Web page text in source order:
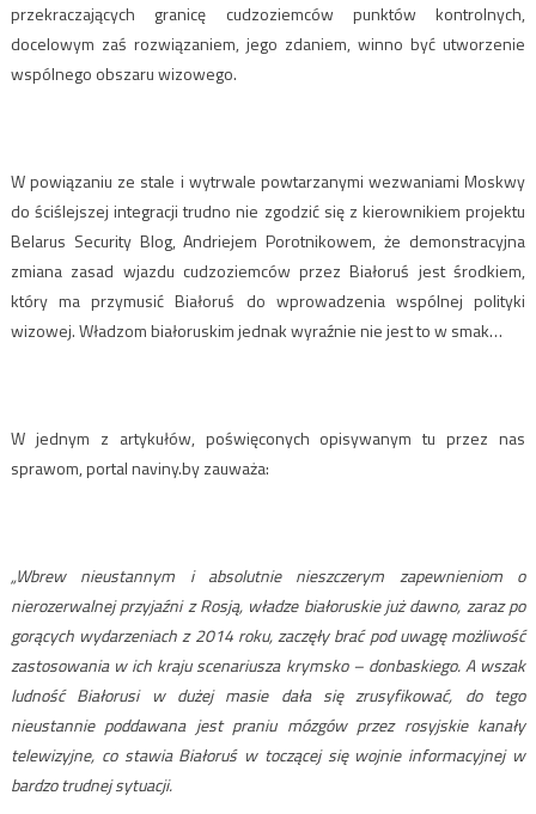
przekraczających granicę cudzoziemców punktów kontrolnych,
docelowym zaś rozwiązaniem, jego zdaniem, winno być utworzenie
wspólnego obszaru wizowego.
W powiązaniu ze stale i wytrwale powtarzanymi wezwaniami Moskwy
do ściślejszej integracji trudno nie zgodzić się z kierownikiem projektu
Belarus Security Blog, Andriejem Porotnikowem, że demonstracyjna
zmiana zasad wjazdu cudzoziemców przez Białoruś jest środkiem,
który ma przymusić Białoruś do wprowadzenia wspólnej polityki
wizowej. Władzom białoruskim jednak wyraźnie nie jest to w smak…
W jednym z artykułów, poświęconych opisywanym tu przez nas
sprawom, portal naviny.by zauważa:
„Wbrew nieustannym i absolutnie nieszczerym zapewnieniom o
nierozerwalnej przyjaźni z Rosją, władze białoruskie już dawno, zaraz po
gorących wydarzeniach z 2014 roku, zaczęły brać pod uwagę możliwość
zastosowania w ich kraju scenariusza krymsko – donbaskiego. A wszak
ludność Białorusi w dużej masie dała się zrusyfikować, do tego
nieustannie poddawana jest praniu mózgów przez rosyjskie kanały
telewizyjne, co stawia Białoruś w toczącej się wojnie informacyjnej w
bardzo trudnej sytuacji.